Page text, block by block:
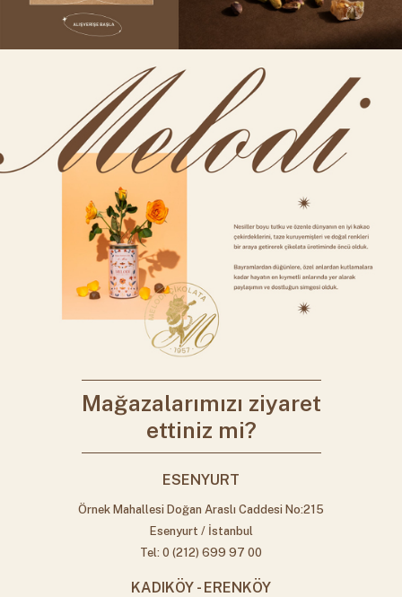
Mağazalarımızı ziyaret
ettiniz mi?
ESENYURT
Örnek Mahallesi Doğan Araslı Caddesi No:215
Esenyurt / İstanbul
Tel: 0 (212) 699 97 00
KADIKÖY - ERENKÖY